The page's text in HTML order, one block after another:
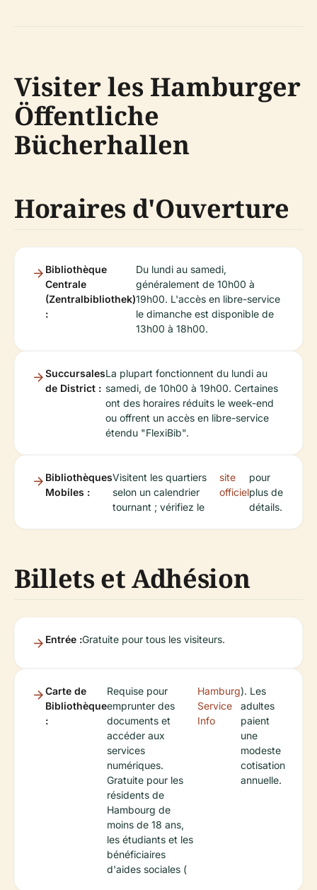
Visiter les Hamburger
Öffentliche
Bücherhallen
Horaires d'Ouverture
Bibliothèque
Centrale
(Zentralbibliothek)
:
Du lundi au samedi,
généralement de 10h00 à
19h00. L'accès en libre-service
le dimanche est disponible de
13h00 à 18h00.
Succursales
de District :
La plupart fonctionnent du lundi au
samedi, de 10h00 à 19h00. Certaines
ont des horaires réduits le week-end
ou offrent un accès en libre-service
étendu "FlexiBib".
Bibliothèques
Mobiles :
Visitent les quartiers
selon un calendrier
tournant ; vérifiez le
site
officiel
pour
plus de
détails.
Billets et Adhésion
Entrée :Gratuite pour tous les visiteurs.
Carte de
Bibliothèque
:
Requise pour
emprunter des
documents et
accéder aux
services
numériques.
Gratuite pour les
résidents de
Hambourg de
moins de 18 ans,
les étudiants et les
bénéficiaires
d'aides sociales (
Hamburg
Service
Info
). Les
adultes
paient
une
modeste
cotisation
annuelle.